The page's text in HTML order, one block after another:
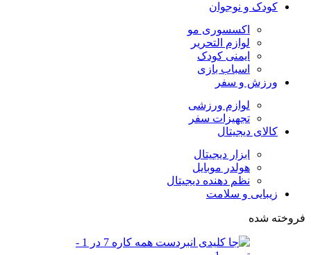
کودک و نوجوان
اکسسوری مو
لوازم التحریر
ایمنی کودک
اسباب بازی
ورزش و سفر
لوازم ورزشی
تجهیزات سفر
کالای دیجیتال
ابزار دیجیتال
هولدر موبایل
نظم دهنده دیجیتال
زیبایی و سلامت
فروخته شده